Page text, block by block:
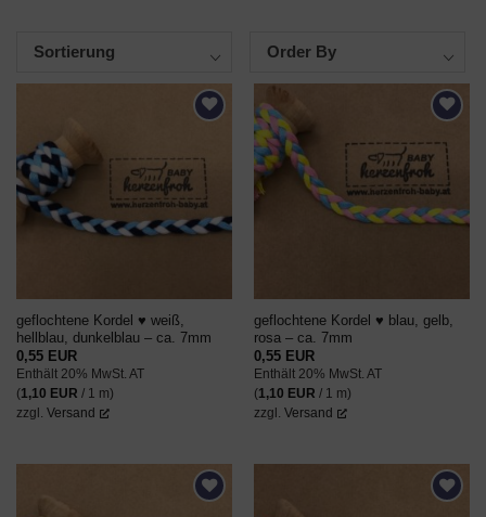
Sortierung Order By
WUNSCHZETTEL
geflochtene Kordel ♥ weiß,
hellblau, dunkelblau – ca. 7mm
0,55 EUR
Enthält 20% MwSt. AT
(1,10 EUR / 1 m)
zzgl. Versand
AUF DEN
WUNSCHZETTEL
geflochtene Kordel ♥ blau, gelb,
rosa – ca. 7mm
0,55 EUR
Enthält 20% MwSt. AT
(1,10 EUR / 1 m)
zzgl. Versand